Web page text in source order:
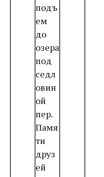
подъ
ем
до
озера
под
седл
овин
ой
пер.
Памя
ти
друз
ей